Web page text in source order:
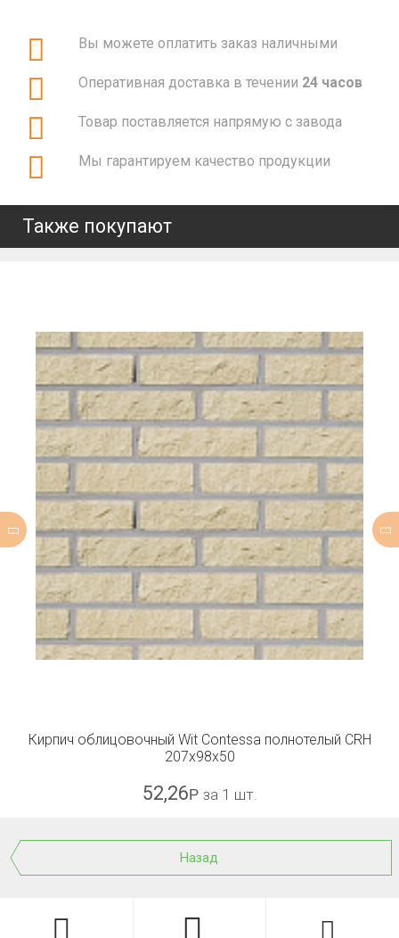
Вы можете оплатить заказ наличными
Оперативная доставка в течении 24 часов
Товар поставляется напрямую с завода
Мы гарантируем качество продукции
Также покупают
Кирпич облицовочный Wit Contessa полнотелый CRH
207x98x50
52,26Р за 1 шт.
Назад